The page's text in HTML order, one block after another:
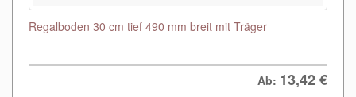
Regalboden 30 cm tief 490 mm breit mit Träger
Ab: 13,42€